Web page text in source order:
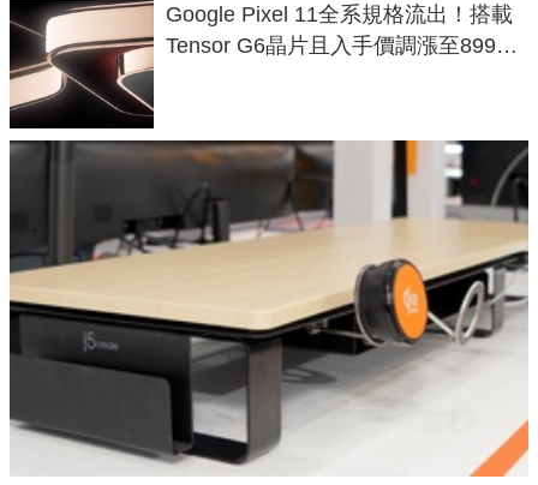
Google Pixel 11全系規格流出！搭載
Tensor G6晶片且入手價調漲至899美